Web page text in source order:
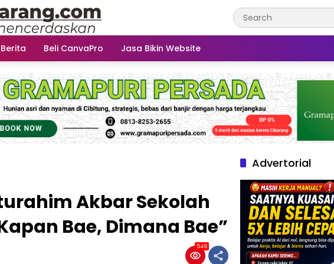
Beli CanvaPro Jasa Bikin Website
Akbar Sekolah
Bae, Dimana Bae”
546
Advertorial